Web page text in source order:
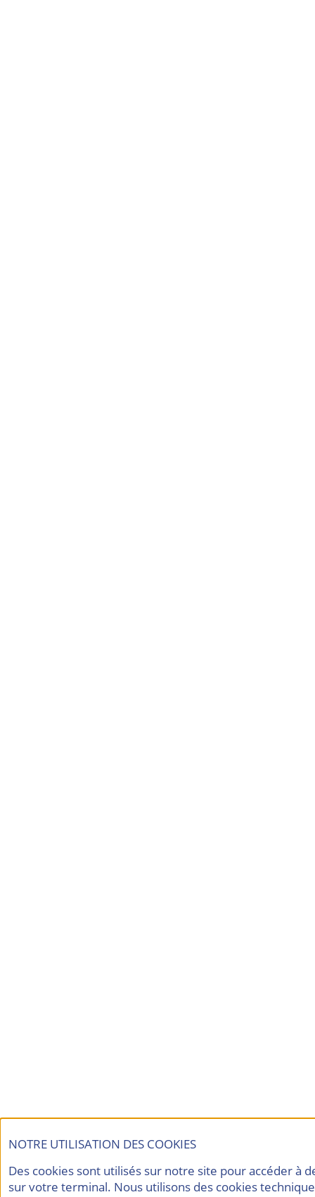
NOTRE UTILISATION DES COOKIES
Des cookies sont utilisés sur notre site pour accéder à
sur votre terminal. Nous utilisons des cookies